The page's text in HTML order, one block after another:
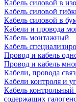
Кабель силовой в
Кабель силовой
Кабель силовой в
Кабели и провода
Кабель монтажный
Кабель
Провод и кабель
Провод и кабель
Кабели, провода
Кабели контроля и
Кабель
содержащих